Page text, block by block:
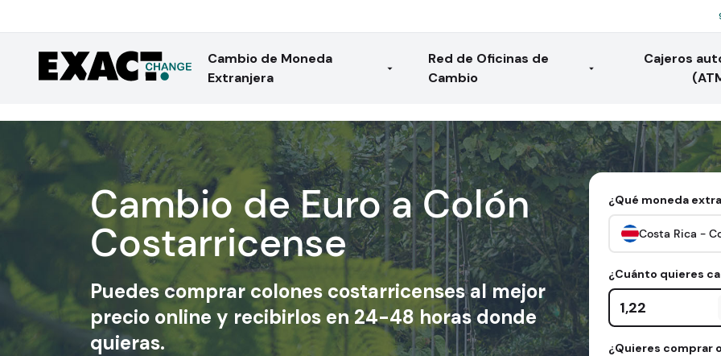
Cambio de Moneda
Extranjera
Red de Oficinas de
Cambio
Cajeros
Cambio de Euro a Colón
Costarricense
Puedescomprar colones costarricensesal mejor
precio online y recibirlos en 24-48 horas donde
quieras.
¿Qué moneda
Costa Rica -
¿Cuánto quieres
Cantidad en euros
¿Quieres comprar